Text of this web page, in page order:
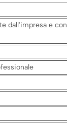
dall'impresa e con